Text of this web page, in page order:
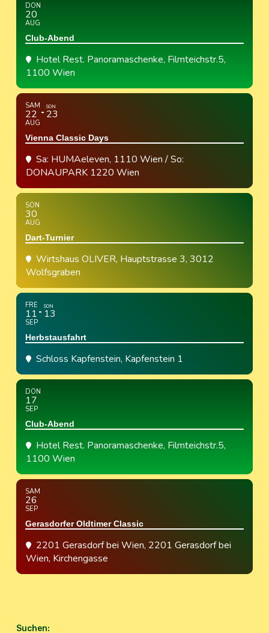
DON
20
AUG
Club-Abend
Hotel Rest. Panoramaschenke, Filmteichstr.5,
1100 Wien
SAM
22
AUG
SON
23
Vienna Classic Days
Sa: HUMAeleven, 1110 Wien / So:
DONAUPARK 1220 Wien
SON
30
AUG
Dart-Turnier
Wirtshaus OLIVER, Hauptstrasse 3, 3012
Wolfsgraben
FRE
11
SEP
SON
13
Herbstausfahrt
Schloss Kapfenstein, Kapfenstein 1
DON
17
SEP
Club-Abend
Hotel Rest. Panoramaschenke, Filmteichstr.5,
1100 Wien
SAM
26
SEP
Gerasdorfer Oldtimer Classic
2201 Gerasdorf bei Wien, 2201 Gerasdorf bei
Wien, Kirchengasse
Suchen: